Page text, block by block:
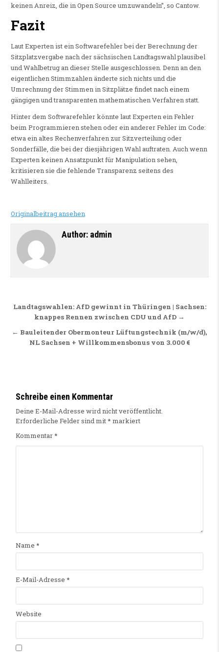
keinen Anreiz, die in Open Source umzuwandeln”, so Cantow.
Fazit
Laut Experten ist ein Softwarefehler bei der Berechnung der
Sitzplatzvergabe nach der sächsischen Landtagswahl plausibel
und Wahlbetrug an dieser Stelle ausgeschlossen. Denn an den
eigentlichen Stimmzahlen änderte sich nichts und die
Umrechnung der Stimmen in Sitzplätze findet nach einem
gängigen und transparenten mathematischen Verfahren statt.
Hinter dem Softwarefehler könnte laut Experten ein Fehler
beim Programmieren stehen oder ein anderer Fehler im Code:
etwa ein altes Rechenverfahren zur Sitzverteilung oder
Sonderfälle, die bei der diesjährigen Wahl auftraten. Auch wenn
Experten keinen Ansatzpunkt für Manipulation sehen,
kritisieren sie die fehlende Transparenz seitens des
Wahlleiters.
Originalbeitrag ansehen
Author: admin
Beitragsnavigation
Landtagswahlen: AfD gewinnt in Thüringen | Sachsen:
knappes Rennen zwischen CDU und AfD →
← Bauleitender Obermonteur Lüftungstechnik (m/w/d),
NL Sachsen + Willkommensbonus von 3.000 €
Schreibe einen Kommentar
Deine E-Mail-Adresse wird nicht veröffentlicht.
Erforderliche Felder sind mit* markiert
Kommentar*
Name *
E-Mail-Adresse *
Website